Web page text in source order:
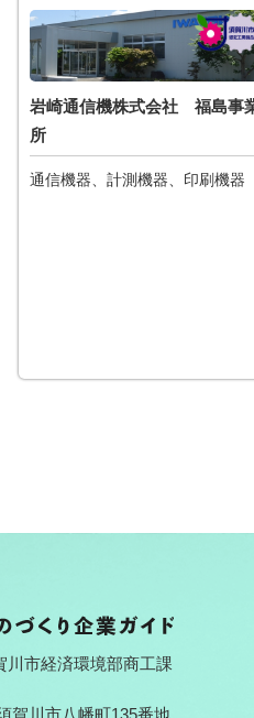
岩崎通信機株式会社 福島事
所
通信機器、計測機器、印刷機器
川市経済環境部商工課
賀川市八幡町135番地